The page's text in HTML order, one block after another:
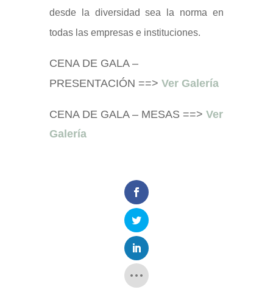
desde la diversidad sea la norma en
todas las empresas e instituciones.
CENA DE GALA –
PRESENTACIÓN ==> Ver Galería
CENA DE GALA – MESAS ==> Ver
Galería